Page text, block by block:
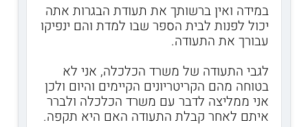
במידה ואין ברשותך את תעודת הבגרות אתה
יכול לפנות לבית הספר שבו למדת והם ינפיקו
עבורך את התעודה.
לגבי התעודה של משרד הכלכלה, אני לא
בטוחה מהם הקריטריונים הקיימים והיום ולכן
אני ממליצה לדבר עם משרד הכלכלה ולברר
איתם לאחר קבלת התעודה האם היא תקפה.